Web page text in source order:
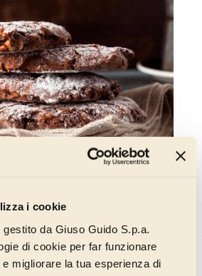
i cookie
da Giuso Guido S.p.a.
di cookie per far funzionare
migliorare la tua esperienza di
forma buffa
che celebra il giorno dedicato ai defunti
dell’Avvento).
dolcezza contadina tanto gustosa